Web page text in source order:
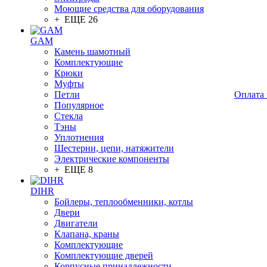
Моющие средства для оборудования
+ ЕЩЕ 26
GAM
Камень шамотный
Комплектующие
Крюки
Муфты
Петли
Популярное
Стекла
Тэны
Уплотнения
Шестерни, цепи, натяжители
Электрические компоненты
+ ЕЩЕ 8
DIHR
Бойлеры, теплообменники, котлы
Двери
Двигатели
Клапана, краны
Комплектующие
Комплектующие дверей
Оплата